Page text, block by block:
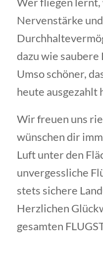
Nervenstärke und
dazu wie saubere
Umso schöner,
heute ausgezahlt
Wir freuen uns
wünschen dir
Luft unter den
unvergessliche
stets sichere
Herzlichen
gesamten